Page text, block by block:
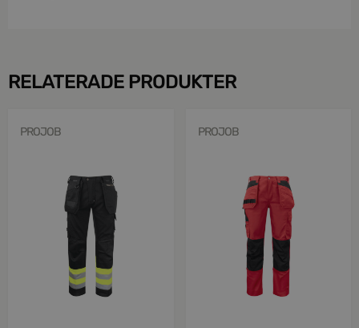
RELATERADE PRODUKTER
PROJOB PROJOB